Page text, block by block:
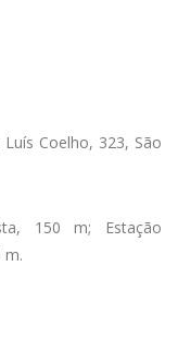
Coelho, 323, São
150 m; Estação
m.